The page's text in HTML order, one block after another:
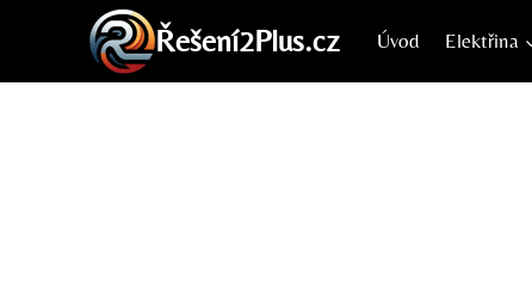
obsah
Řešení2Plus.cz Úvod Elektřina